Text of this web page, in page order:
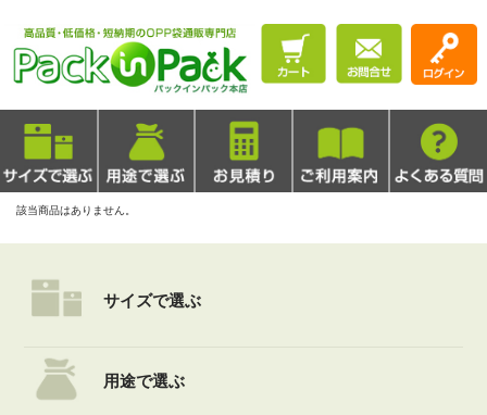
該当商品はありません。
サイズで選ぶ
用途で選ぶ